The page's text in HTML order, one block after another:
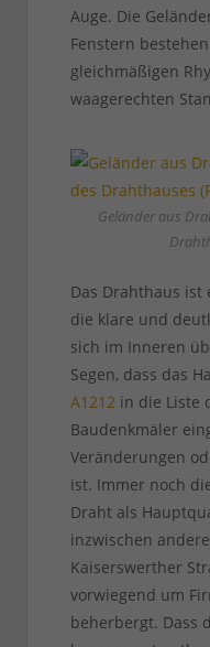
Auge. Die
Fenstern
gleichmäßigen
waagerechten
Geländer aus
Das Drahthaus ist
die klare und
sich im Inneren
Segen, dass das
A1212in die Liste
Baudenkmäler
Veränderungen
ist. Immer noch
Draht als
inzwischen
Kaiserswerther
vorwiegend um
beherbergt. Dass